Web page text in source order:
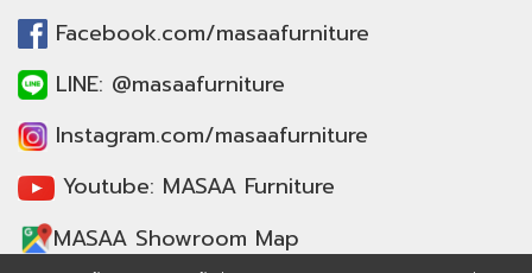
Facebook.com/masaafurniture
LINE: @masaafurniture
Instagram.com/masaafurniture
Youtube: MASAA Furniture
MASAA Showroom Map